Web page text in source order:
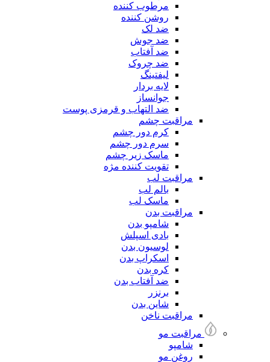
مرطوب کننده
روشن کننده
ضد لک
ضد جوش
ضد آفتاب
ضد چروک
لیفتینگ
لایه بردار
جوانساز
ضد التهاب و قرمزی پوست
مراقبت چشم
کرم دور چشم
سرم دور چشم
ماسک زیر چشم
تقویت کننده مژه
مراقبت لب
بالم لب
ماسک لب
مراقبت بدن
شامپو بدن
بادی اسپلش
لوسیون بدن
اسکراپ بدن
کره بدن
ضد آفتاب بدن
برنزر
شاین بدن
مراقبت ناخن
مراقبت مو
شامپو
روغن مو